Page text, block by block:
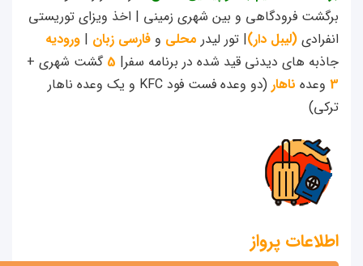
فرودگاهی و بین شهری زمینی | اخذ ویزای توریستی
(لیبل دار)| تور لیدرمحلیوفارسی زبان|ورودیه
های دیدنی قید شده در برنامه سفر|5 گشت شهری +
ناهار
(دو وعده فست فود KFC و یک وعده ناهار
پرواز